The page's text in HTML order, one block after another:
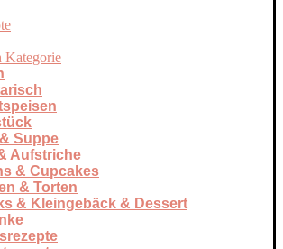
Kategorie
Suppe
Aufstriche
& Cupcakes
& Torten
& Kleingebäck & Dessert